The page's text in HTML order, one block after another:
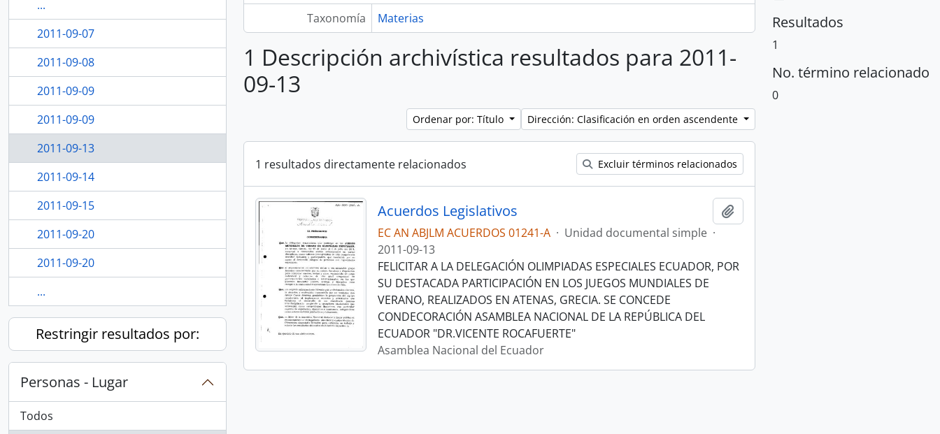
...
2011-09-07
2011-09-08
2011-09-09
2011-09-09
2011-09-13
2011-09-14
2011-09-15
2011-09-20
2011-09-20
...
Restringir resultados por:
Personas - Lugar
Todos
Taxonomía Materias
1 Descripción archivística resultados para 2011-
09-13
Ordenar por: Título Dirección: Clasificación en orden ascendente
1 resultados directamente relacionados Excluir términos relacionados
Acuerdos Legislativos
EC AN ABJLM ACUERDOS 01241-A · Unidad documental simple ·
2011-09-13
FELICITAR A LA DELEGACIÓN OLIMPIADAS ESPECIALES ECUADOR, POR
SU DESTACADA PARTICIPACIÓN EN LOS JUEGOS MUNDIALES DE
VERANO, REALIZADOS EN ATENAS, GRECIA. SE CONCEDE
CONDECORACIÓN ASAMBLEA NACIONAL DE LA REPÚBLICA DEL
ECUADOR "DR.VICENTE ROCAFUERTE"
Asamblea Nacional del Ecuador
Resultados
1
No. término relacionado
0